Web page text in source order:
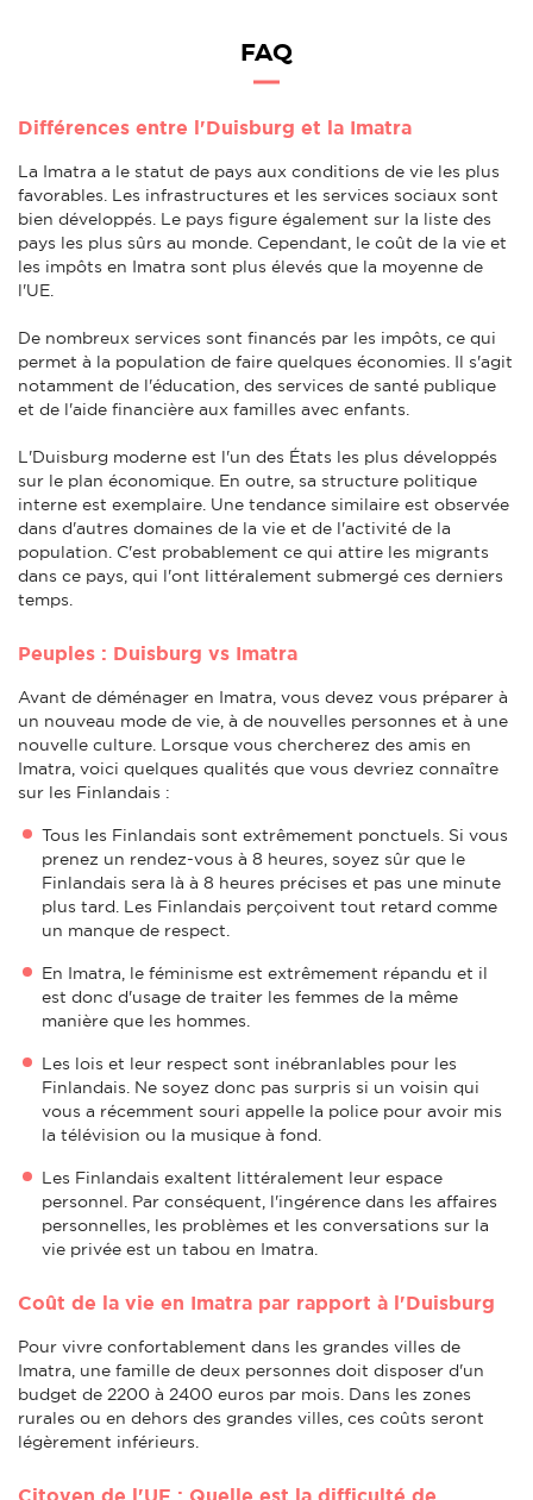
FAQ
Différences entre l'Duisburg et la Imatra
La Imatra a le statut de pays aux conditions de vie les plus
favorables. Les infrastructures et les services sociaux sont
bien développés. Le pays figure également sur la liste des
pays les plus sûrs au monde. Cependant, le coût de la vie et
les impôts en Imatra sont plus élevés que la moyenne de
l'UE.
De nombreux services sont financés par les impôts, ce qui
permet à la population de faire quelques économies. Il s'agit
notamment de l'éducation, des services de santé publique
et de l'aide financière aux familles avec enfants.
L'Duisburg moderne est l'un des États les plus développés
sur le plan économique. En outre, sa structure politique
interne est exemplaire. Une tendance similaire est observée
dans d'autres domaines de la vie et de l'activité de la
population. C'est probablement ce qui attire les migrants
dans ce pays, qui l'ont littéralement submergé ces derniers
temps.
Peuples : Duisburg vs Imatra
Avant de déménager en Imatra, vous devez vous préparer à
un nouveau mode de vie, à de nouvelles personnes et à une
nouvelle culture. Lorsque vous chercherez des amis en
Imatra, voici quelques qualités que vous devriez connaître
sur les Finlandais :
Tous les Finlandais sont extrêmement ponctuels. Si vous
prenez un rendez-vous à 8 heures, soyez sûr que le
Finlandais sera là à 8 heures précises et pas une minute
plus tard. Les Finlandais perçoivent tout retard comme
un manque de respect.
En Imatra, le féminisme est extrêmement répandu et il
est donc d'usage de traiter les femmes de la même
manière que les hommes.
Les lois et leur respect sont inébranlables pour les
Finlandais. Ne soyez donc pas surpris si un voisin qui
vous a récemment souri appelle la police pour avoir mis
la télévision ou la musique à fond.
Les Finlandais exaltent littéralement leur espace
personnel. Par conséquent, l'ingérence dans les affaires
personnelles, les problèmes et les conversations sur la
vie privée est un tabou en Imatra.
Coût de la vie en Imatra par rapport à l'Duisburg
Pour vivre confortablement dans les grandes villes de
Imatra, une famille de deux personnes doit disposer d'un
budget de 2200 à 2400 euros par mois. Dans les zones
rurales ou en dehors des grandes villes, ces coûts seront
légèrement inférieurs.
Citoyen de l'UE : Quelle est la difficulté de